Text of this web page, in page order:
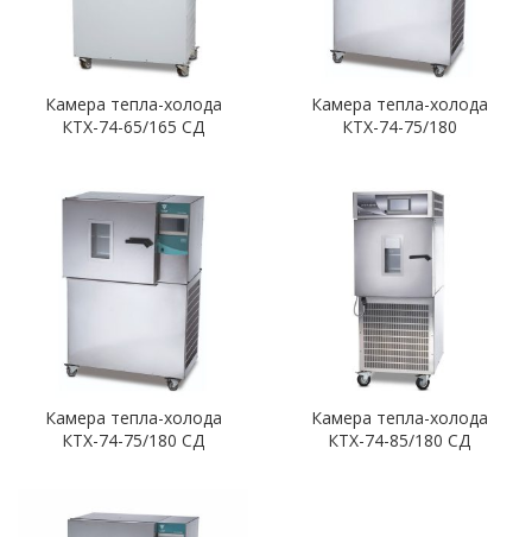
Камера тепла-холода
КТХ-74-65/165 СД
Камера тепла-холода
КТХ-74-75/180
Камера тепла-холода
КТХ-74-75/180 СД
Камера тепла-холода
КТХ-74-85/180 СД